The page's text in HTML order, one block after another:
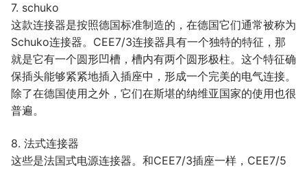
7. schuko
这款连接器是按照德国标准制造的，在德国它们通常被称为
Schuko连接器。CEE7/3连接器具有一个独特的特征，那
就是它有一个圆形凹槽，槽内有两个圆形极柱。这个特征确
保插头能够紧紧地插入插座中，形成一个完美的电气连接。
除了在德国使用之外，它们在斯堪的纳维亚国家的使用也很
普遍。
8. 法式连接器
这些是法国式电源连接器。和CEE7/3插座一样，CEE7/5